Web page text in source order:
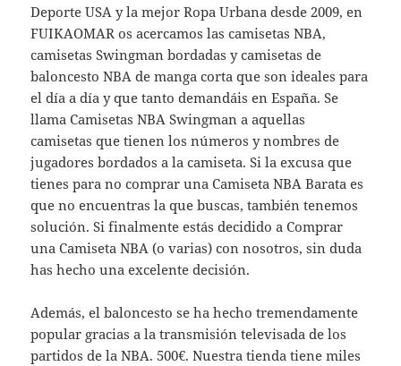
Deporte USA y la mejor Ropa Urbana desde 2009, en
FUIKAOMAR os acercamos las camisetas NBA,
camisetas Swingman bordadas y camisetas de
baloncesto NBA de manga corta que son ideales para
el día a día y que tanto demandáis en España. Se
llama Camisetas NBA Swingman a aquellas
camisetas que tienen los números y nombres de
jugadores bordados a la camiseta. Si la excusa que
tienes para no comprar una Camiseta NBA Barata es
que no encuentras la que buscas, también tenemos
solución. Si finalmente estás decidido a Comprar
una Camiseta NBA (o varias) con nosotros, sin duda
has hecho una excelente decisión.
Además, el baloncesto se ha hecho tremendamente
popular gracias a la transmisión televisada de los
partidos de la NBA. 500€. Nuestra tienda tiene miles